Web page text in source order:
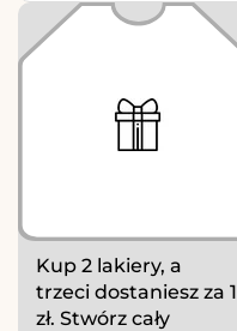
Kup 2 lakiery, a
trzeci dostaniesz za 1
zł. Stwórz cały